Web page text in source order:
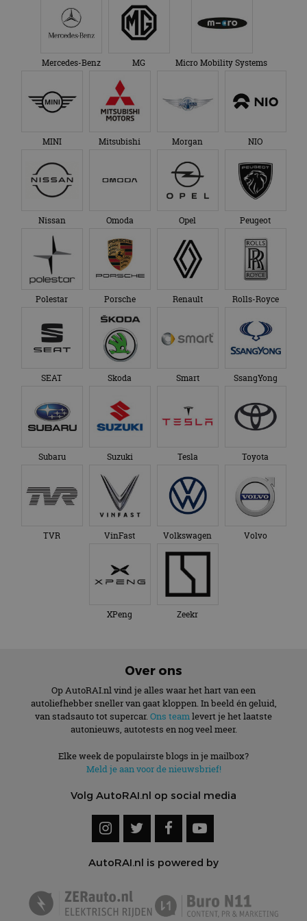
Mercedes-Benz MG Micro Mobility Systems
MINI Mitsubishi Morgan NIO
Nissan Omoda Opel Peugeot
Polestar Porsche Renault Rolls-Royce
SEAT Skoda Smart SsangYong
Subaru Suzuki Tesla Toyota
TVR VinFast Volkswagen Volvo
XPeng Zeekr
Over ons
Op AutoRAI.nl vind je alles waar het hart van een
autoliefhebber sneller van gaat kloppen. In beeld én geluid,
van stadsauto tot supercar. Ons teamlevert je het laatste
autonieuws, autotests en nog veel meer.
Elke week de populairste blogs in je mailbox?
Meld je aan voor de nieuwsbrief!
Volg AutoRAI.nl op social media
AutoRAI.nl is powered by